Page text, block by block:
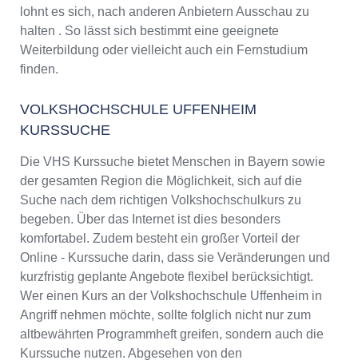
lohnt es sich, nach anderen Anbietern Ausschau zu
halten . So lässt sich bestimmt eine geeignete
Weiterbildung oder vielleicht auch ein Fernstudium
finden.
VOLKSHOCHSCHULE UFFENHEIM
KURSSUCHE
Die VHS Kurssuche bietet Menschen in Bayern sowie
der gesamten Region die Möglichkeit, sich auf die
Suche nach dem richtigen Volkshochschulkurs zu
begeben. Über das Internet ist dies besonders
komfortabel. Zudem besteht ein großer Vorteil der
Online - Kurssuche darin, dass sie Veränderungen und
kurzfristig geplante Angebote flexibel berücksichtigt.
Wer einen Kurs an der Volkshochschule Uffenheim in
Angriff nehmen möchte, sollte folglich nicht nur zum
altbewährten Programmheft greifen, sondern auch die
Kurssuche nutzen. Abgesehen von den